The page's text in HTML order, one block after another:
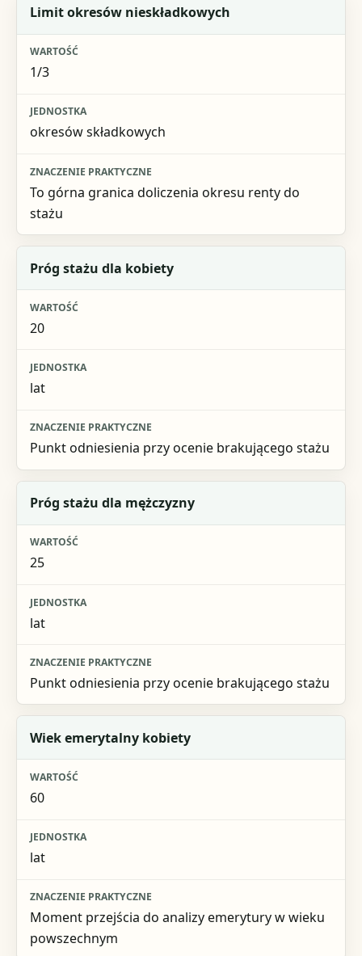
Element
Wartość
Znaczenie praktyczne
Limit okresów nieskładkowych
1/3
okresów składkowych
To górna granica doliczenia okresu renty do
stażu
Próg stażu dla kobiety
20
lat
Punkt odniesienia przy ocenie brakującego stażu
Próg stażu dla mężczyzny
25
lat
Punkt odniesienia przy ocenie brakującego stażu
Wiek emerytalny kobiety
60
lat
Moment przejścia do analizy emerytury w wieku
powszechnym